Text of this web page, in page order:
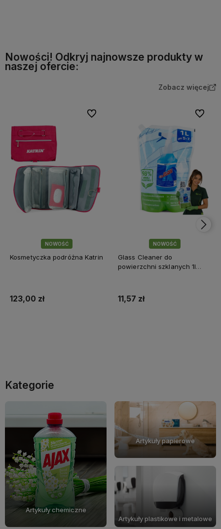
Nowości! Odkryj najnowsze produkty w
naszej ofercie:
Zobacz więcej
NOWOŚĆ
Kosmetyczka podróżna Katrin
123,00 zł
Do ulubionych
NOWOŚĆ
Glass Cleaner do
powierzchni szklanych 1l
11,57 zł
Do
Kategorie
Artykuły chemiczne
Artykuły papierowe
Artykuły plastikowe i metalowe